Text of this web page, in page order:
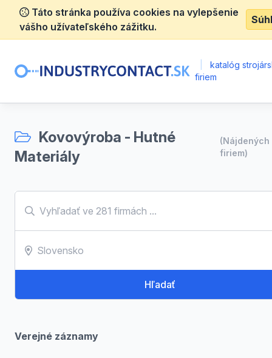
Táto stránka používa cookies na vylepšenie
vášho užívateľského zážitku.
katalóg
firiem
Kovovýroba - Hutné
Materiály
(Nájdených
firiem)
Hľadať
Verejné záznamy